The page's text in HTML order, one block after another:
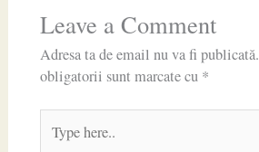
Leave a Comment
Adresa ta de email nu va fi publicată.
obligatorii sunt marcate cu *
here..